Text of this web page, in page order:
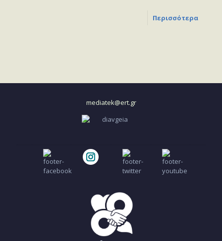
Περισσότερα
mediatek@ert.gr